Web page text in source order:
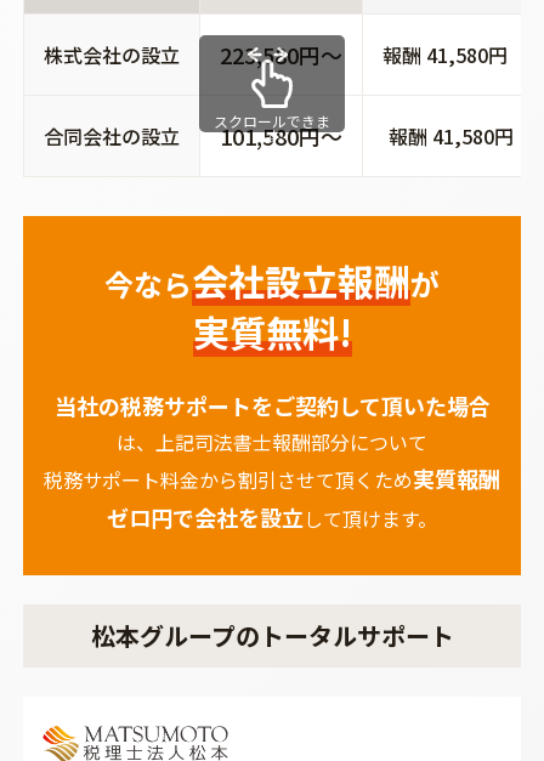
株式会社の設立 223,580円～ 報酬 41,580円 +
合同会社の設立 101,580円～ 報酬 41,580円
スクロールできま
す
今なら会社設立報酬が
実質無料!
当社の税務サポートをご契約して頂いた場合
は、上記司法書士報酬部分について
税務サポート料金から割引させて頂くため実質報酬
ゼロ円で会社を設立して頂けます。
松本グループのトータルサポート